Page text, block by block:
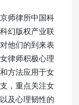
师律所中国科
幻版权产业联
他们的到来表
律师积极心理
方法应用于女
，重点关注女
及心理韧性的